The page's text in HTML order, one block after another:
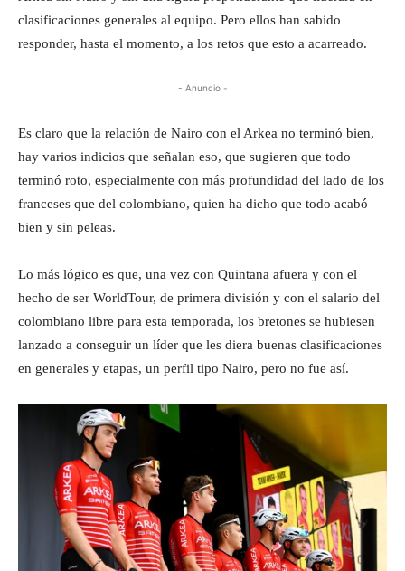
clasificaciones generales al equipo. Pero ellos han sabido
responder, hasta el momento, a los retos que esto a acarreado.
- Anuncio -
Es claro que la relación de Nairo con el Arkea no terminó bien,
hay varios indicios que señalan eso, que sugieren que todo
terminó roto, especialmente con más profundidad del lado de los
franceses que del colombiano, quien ha dicho que todo acabó
bien y sin peleas.
Lo más lógico es que, una vez con Quintana afuera y con el
hecho de ser WorldTour, de primera división y con el salario del
colombiano libre para esta temporada, los bretones se hubiesen
lanzado a conseguir un líder que les diera buenas clasificaciones
en generales y etapas, un perfil tipo Nairo, pero no fue así.